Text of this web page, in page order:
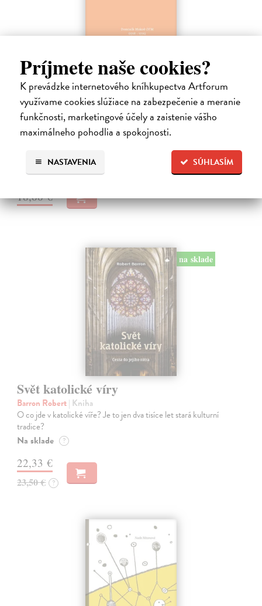
Príjmete naše cookies?
K prevádzke internetového kníhkupectva Artforum
využívame cookies slúžiace na zabezpečenie a meranie
funkčnosti, marketingové účely a zaistenie vášho
maximálneho pohodlia a spokojnosti.
SÚHLASÍM
NASTAVENIA
Dominik Mokoš OFM (1718-1776) a jeho
kazateľská tvorba
Škovierová Angela| Kniha
Ide o titul, ktorým naše vydavateľstvo pokračuje v mapovaní
františkánskeho príspevku k našej kultúre. Františkán Dominik
autorov homiletickej…
Zasielame do 14 dní
18,00 €
na sklade
Svět katolické víry
Barron Robert| Kniha
O co jde v katolické víře? Je to jen dva tisíce let stará kulturní
tradice?
Na sklade ?
22,33 €
23,50 € ?